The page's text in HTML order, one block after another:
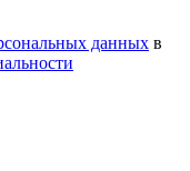
данных в